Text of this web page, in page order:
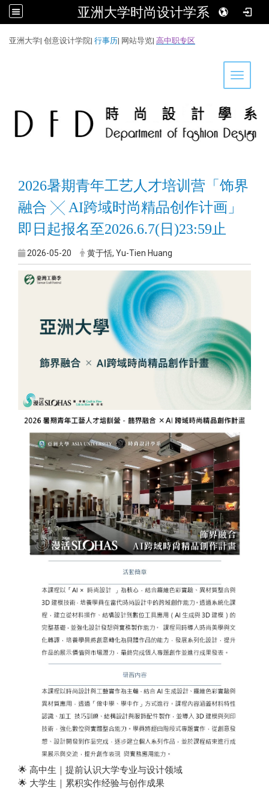
亚洲大学时尚设计学系
亚洲大学| 创意设计学院| 行事历| 网站导览| 高中职专区
Toggle
2026暑期青年工艺人才培训营「饰界
融合 ╳ AI跨域时尚精品创作计画」
即日起报名至2026.6.7(日)23:59止
2026-05-20 黄于恬, Yu-Tien Huang
🌟 高中生｜提前认识大学专业与设计领域
🌟 大学生｜累积实作经验与创作成果